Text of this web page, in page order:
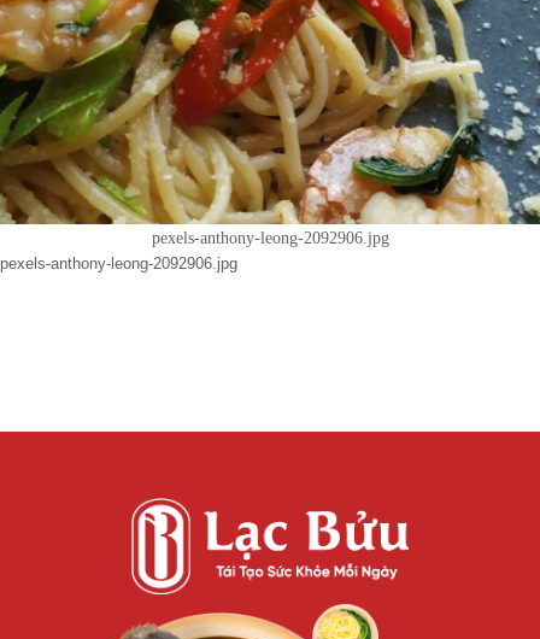
pexels-anthony-leong-2092906.jpg
pexels-anthony-leong-2092906.jpg